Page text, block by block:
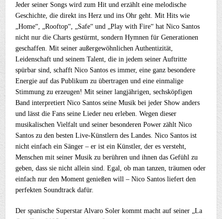
Jeder seiner Songs wird zum Hit und erzählt eine melodische
Geschichte, die direkt ins Herz und ins Ohr geht. Mit Hits wie
„Home“, „Rooftop“, „Safe“ und „Play with Fire“ hat Nico Santos
nicht nur die Charts gestürmt, sondern Hymnen für Generationen
geschaffen. Mit seiner außergewöhnlichen Authentizität,
Leidenschaft und seinem Talent, die in jedem seiner Auftritte
spürbar sind, schafft Nico Santos es immer, eine ganz besondere
Energie auf das Publikum zu übertragen und eine einmalige
Stimmung zu erzeugen! Mit seiner langjährigen, sechsköpfigen
Band interpretiert Nico Santos seine Musik bei jeder Show anders
und lässt die Fans seine Lieder neu erleben. Wegen dieser
musikalischen Vielfalt und seiner besonderen Power zählt Nico
Santos zu den besten Live-Künstlern des Landes. Nico Santos ist
nicht einfach ein Sänger – er ist ein Künstler, der es versteht,
Menschen mit seiner Musik zu berühren und ihnen das Gefühl zu
geben, dass sie nicht allein sind. Egal, ob man tanzen, träumen oder
einfach nur den Moment genießen will – Nico Santos liefert den
perfekten Soundtrack dafür.
Der spanische Superstar Alvaro Soler kommt macht auf seiner „La